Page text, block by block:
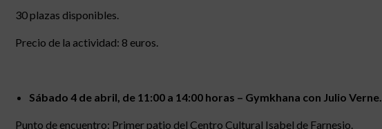
30 plazas disponibles.
Precio de la actividad: 8 euros.
Sábado 4 de abril, de 11:00 a 14:00 horas – Gymkhana con Julio Verne.
Punto de encuentro: Primer patio del Centro Cultural Isabel de Farnesio.